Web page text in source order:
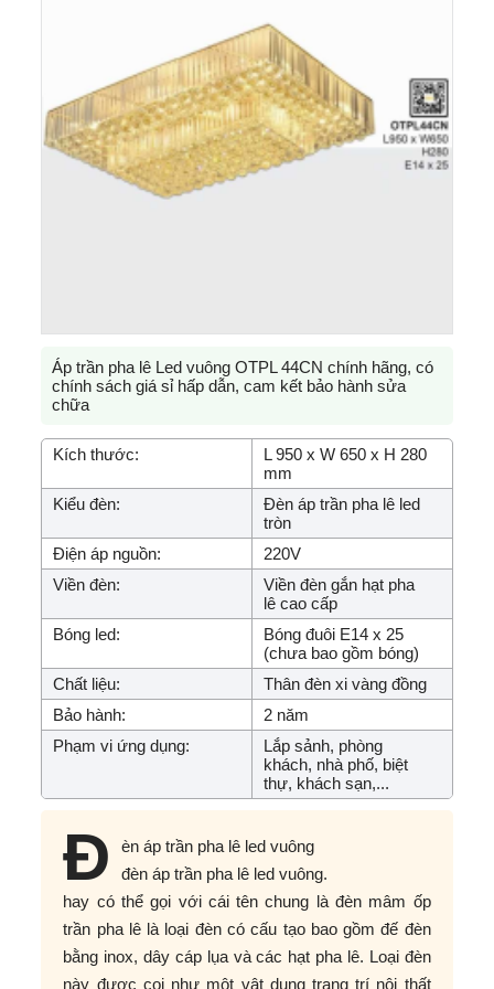
Áp trần pha lê Led vuông OTPL 44CN chính hãng, có
chính sách giá sỉ hấp dẫn, cam kết bảo hành sửa
chữa
Kích thước:
L 950 x W 650 x H 280
mm
Kiểu đèn:
Đèn áp trần pha lê led
tròn
Điện áp nguồn:
220V
Viền đèn:
Viền đèn gắn hạt pha
lê cao cấp
Bóng led:
Bóng đuôi E14 x 25
(chưa bao gồm bóng)
Chất liệu:
Thân đèn xi vàng đồng
Bảo hành:
2 năm
Phạm vi ứng dụng:
Lắp sảnh, phòng
khách, nhà phố, biệt
thự, khách sạn,...
Đ
èn áp trần pha lê led vuông
đèn áp trần pha lê led vuông.
hay có thể gọi với cái tên chung là đèn mâm ốp
trần pha lê là loại đèn có cấu tạo bao gồm đế đèn
bằng inox, dây cáp lụa và các hạt pha lê. Loại đèn
này được coi như một vật dụng trang trí nội thất